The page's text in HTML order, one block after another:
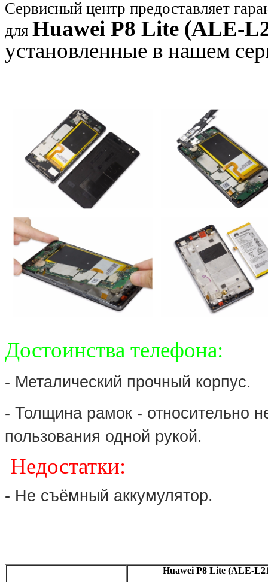
Сервисный центр предоставляет
для Huawei P8 Lite (ALE-
установленные в нашем
Достоинства телефона:
- Металический прочный корпус.
- Толщина рамок - относительно
пользования одной рукой.
Недостатки:
- Не съёмный аккумулятор.
Huawei P8 Lite (ALE-